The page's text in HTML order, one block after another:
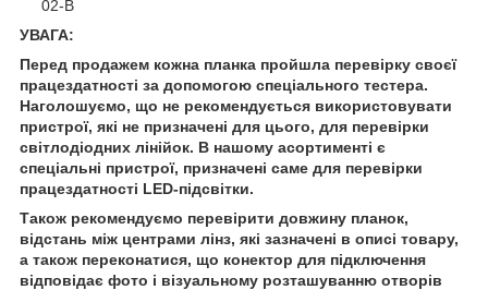
02-B
УВАГА:
Перед продажем кожна планка пройшла перевірку своєї
працездатності за допомогою спеціального тестера.
Наголошуємо, що не рекомендується використовувати
пристрої, які не призначені для цього, для перевірки
світлодіодних лінійок. В нашому асортименті є
спеціальні пристрої, призначені саме для перевірки
працездатності LED-підсвітки.
Також рекомендуємо перевірити довжину планок,
відстань між центрами лінз, які зазначені в описі товару,
а також переконатися, що конектор для підключення
відповідає фото і візуальному розташуванню отворів